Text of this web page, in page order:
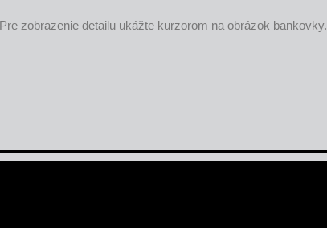
Pre zobrazenie detailu ukážte kurzorom na obrázok bankovky.